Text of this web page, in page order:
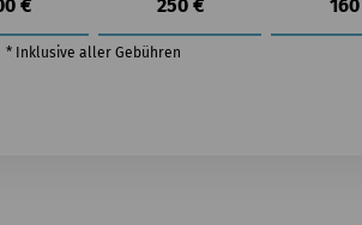
€ 250 €
* Inklusive aller Gebühren